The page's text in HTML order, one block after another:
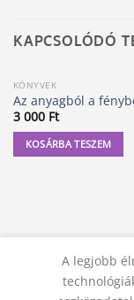
KAPCSOLÓDÓ
KÖNYVEK
Az anyagból a
3 000 Ft
KOSÁRBA TESZEM
A legjobb